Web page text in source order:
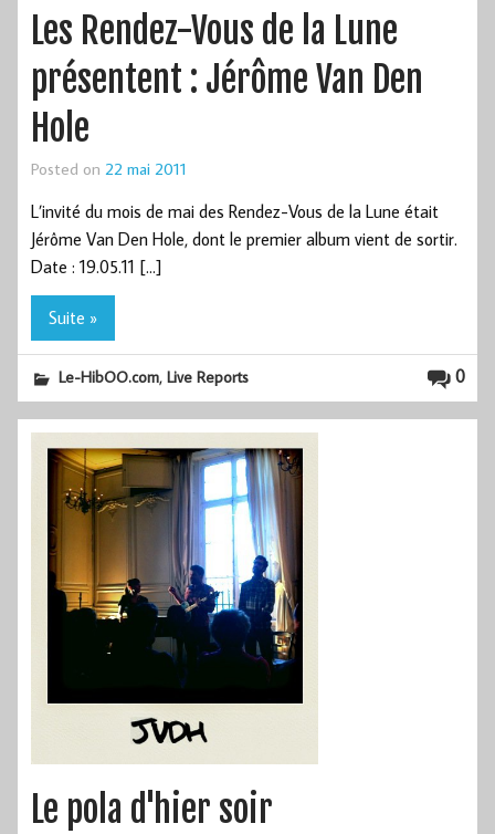
Les Rendez-Vous de la Lune
présentent : Jérôme Van Den
Hole
Posted on 22 mai 2011
L’invité du mois de mai des Rendez-Vous de la Lune était
Jérôme Van Den Hole, dont le premier album vient de sortir.
Date : 19.05.11 […]
Suite »
0
Le-HibOO.com,Live Reports
Le pola d'hier soir